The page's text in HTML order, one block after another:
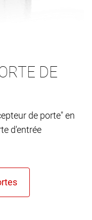
DE
de porte" en
d'entrée